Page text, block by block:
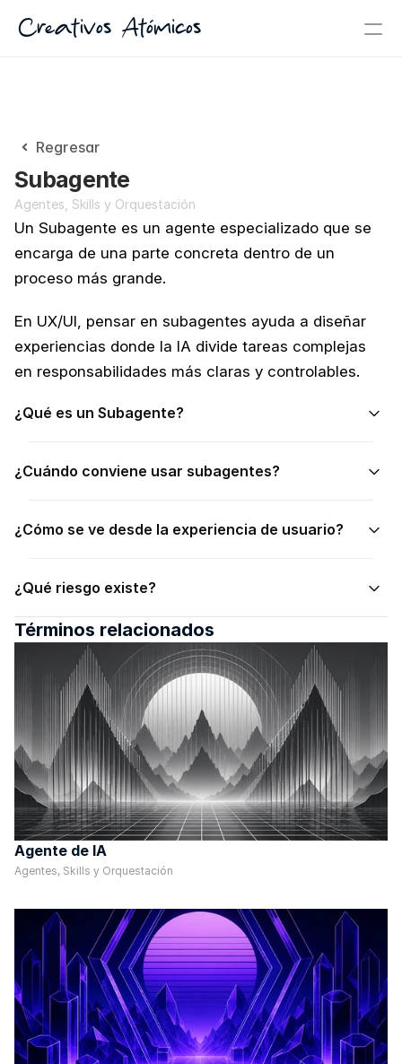
Creativos Atómicos
Regresar
Subagente
Agentes, Skills y Orquestación
Un Subagente es un agente especializado que se
encarga de una parte concreta dentro de un
proceso más grande.
En UX/UI, pensar en subagentes ayuda a diseñar
experiencias donde la IA divide tareas complejas
en responsabilidades más claras y controlables.
¿Qué es un Subagente?
¿Cuándo conviene usar subagentes?
¿Cómo se ve desde la experiencia de usuario?
¿Qué riesgo existe?
Términos relacionados
Agente de IA
Agentes, Skills y Orquestación